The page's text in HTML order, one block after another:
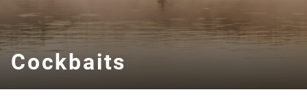
Cockbaits